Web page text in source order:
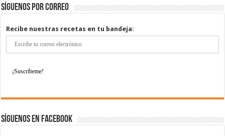
Síguenos por correo
Recibe nuestras recetas en tu bandeja:
Síguenos en Facebook